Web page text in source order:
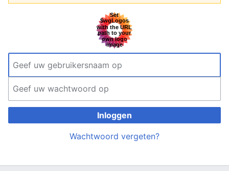
Inloggen
Wachtwoord vergeten?